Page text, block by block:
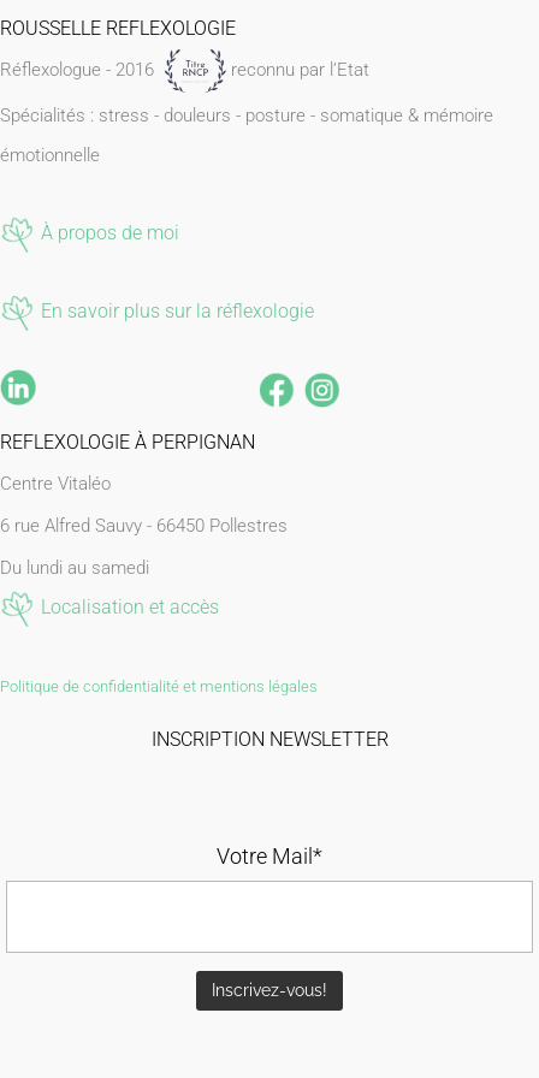
produit
ROUSSELLE REFLEXOLOGIE
Réflexologue - 2016 reconnu par l’Etat
Spécialités : stress - douleurs - posture - somatique & mémoire
émotionnelle
À propos de moi
En savoir plus sur la réflexologie
REFLEXOLOGIE À PERPIGNAN
Centre Vitaléo
6 rue Alfred Sauvy - 66450 Pollestres
Du lundi au samedi
Localisation et accès
Politique de confidentialité et mentions légales
INSCRIPTION NEWSLETTER
Votre Mail*